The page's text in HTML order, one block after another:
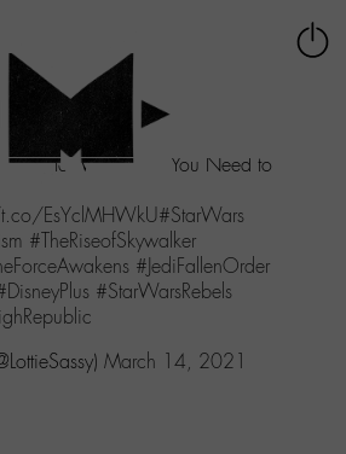
a Star Wars Fan, You Need to
EsYclMHWkU#StarWars
#TheRiseofSkywalker
#JediFallenOrder
#StarWarsRebels
March 14, 2021